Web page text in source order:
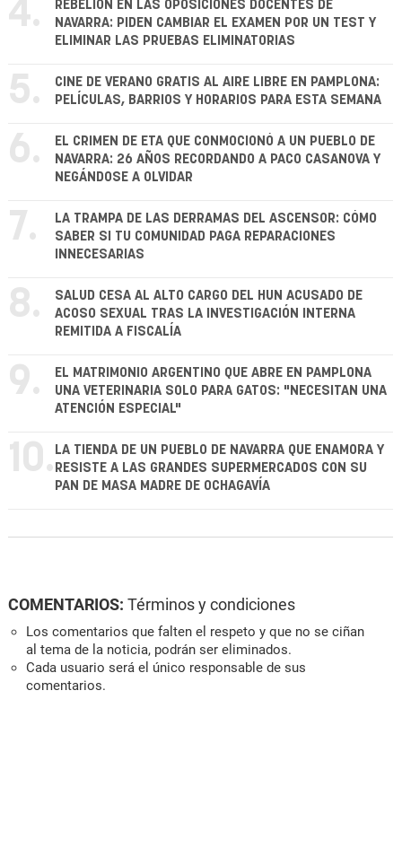
4.
REBELIÓN EN LAS OPOSICIONES DOCENTES DE
NAVARRA: PIDEN CAMBIAR EL EXAMEN POR UN TEST Y
ELIMINAR LAS PRUEBAS ELIMINATORIAS
5.
CINE DE VERANO GRATIS AL AIRE LIBRE EN PAMPLONA:
PELÍCULAS, BARRIOS Y HORARIOS PARA ESTA SEMANA
6.
EL CRIMEN DE ETA QUE CONMOCIONÓ A UN PUEBLO DE
NAVARRA: 26 AÑOS RECORDANDO A PACO CASANOVA Y
NEGÁNDOSE A OLVIDAR
7.
LA TRAMPA DE LAS DERRAMAS DEL ASCENSOR: CÓMO
SABER SI TU COMUNIDAD PAGA REPARACIONES
INNECESARIAS
8.
SALUD CESA AL ALTO CARGO DEL HUN ACUSADO DE
ACOSO SEXUAL TRAS LA INVESTIGACIÓN INTERNA
REMITIDA A FISCALÍA
9.
EL MATRIMONIO ARGENTINO QUE ABRE EN PAMPLONA
UNA VETERINARIA SOLO PARA GATOS: "NECESITAN UNA
ATENCIÓN ESPECIAL"
10. LA TIENDA DE UN PUEBLO DE NAVARRA QUE ENAMORA Y
RESISTE A LAS GRANDES SUPERMERCADOS CON SU
PAN DE MASA MADRE DE OCHAGAVÍA
COMENTARIOS: Términos y condiciones
Los comentarios que falten el respeto y que no se ciñan
al tema de la noticia, podrán ser eliminados.
Cada usuario será el único responsable de sus
comentarios.